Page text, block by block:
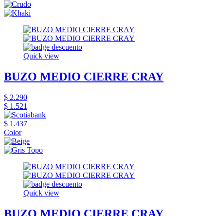
Quick view
BUZO MEDIO CIERRE CRAY
$ 2.290
$ 1.521
$ 1.437
Color
Quick view
BUZO MEDIO CIERRE CRAY